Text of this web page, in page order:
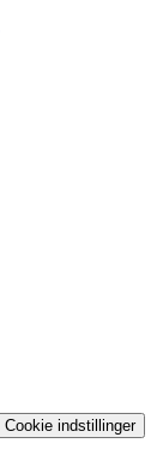
Cookie indstillinger